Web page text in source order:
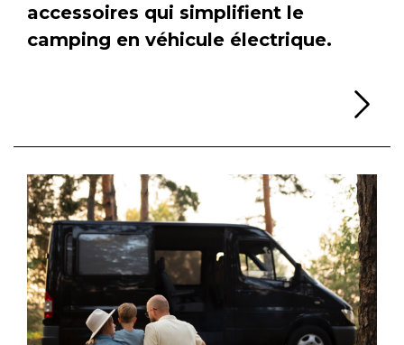
accessoires qui simplifient le
camping en véhicule électrique.